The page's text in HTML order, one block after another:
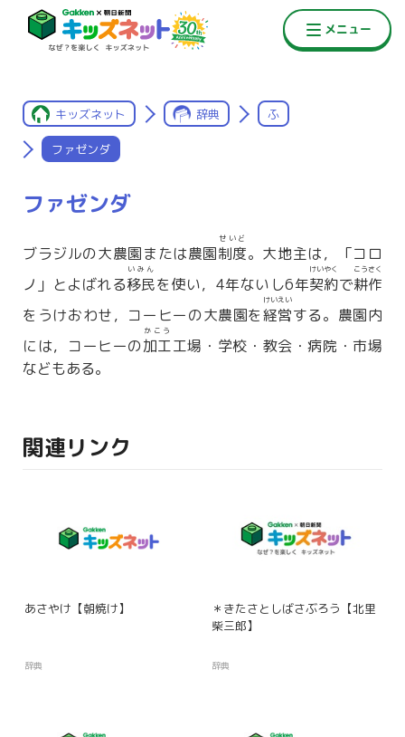
キッズネット 辞典 ふ
ファゼンダ
ファゼンダ
ブラジルの大農園または農園制度
せいど
。大地主は，「コロ
ノ」とよばれる移民
いみん
を使い，4年ないし6年契約
けいやく
で耕作
こうさく
をうけおわせ，コーヒーの大農園を経営
けいえい
する。農園内
には，コーヒーの加工
かこう
工場・学校・教会・病院・市場
などもある。
関連リンク
あさやけ【朝焼け】
辞典
＊きたさとしばさぶろう【北里
柴三郎】
辞典